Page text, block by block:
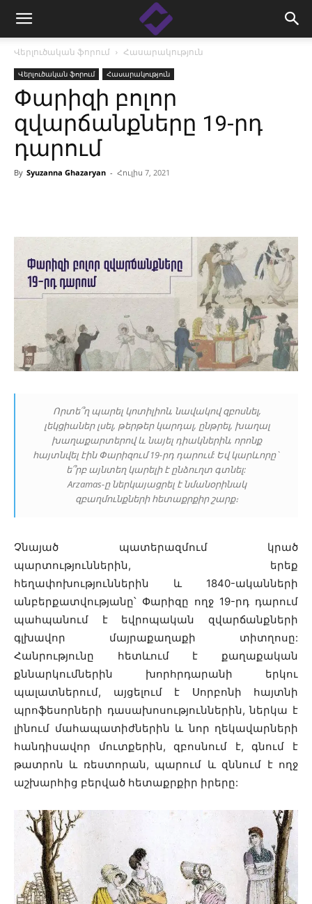
Վերլուծական ֆորում Հասարակություն
Վերլուծական ֆորում Հասարակություն
Փարիզի բոլոր
զվարճանքները 19-րդ
դարում
By Syuzanna Ghazaryan - Հուլիս 7, 2021
Որտե՞ղ պարել կոտիլիոն, նավակով զբոսնել,
լեկցիաներ լսել, թերթեր կարդալ, ընթրել, խաղալ
խաղաքարտերով և նայել դիակներին, որոնք
հայտնվել էին Փարիզում 19-րդ դարում: Եվ կարևորը`
ե՞րբ այնտեղ կարելի է ընձուղտ գտնել:
Arzamas-ը ներկայացրել է նմանօրինակ
զբաղմունքների հետաքրքիր շարք։
Չնայած պատերազմում կրած
պարտություններին, երեք
հեղափոխություններին և 1840-ականների
անբերքատվությանը՝ Փարիզը ողջ 19-րդ դարում
պահպանում է եվրոպական զվարճանքների
գլխավոր մայրաքաղաքի տիտղոսը:
Հանրությունը հետևում է քաղաքական
քննարկումներին խորհրդարանի երկու
պալատներում, այցելում է Սորբոնի հայտնի
պրոֆեսորների դասախոսություններին, ներկա է
լինում մահապատիժներին և նոր ղեկավարների
հանդիսավոր մուտքերին, զբոսնում է, գնում է
թատրոն և ռեստորան, պարում և զննում է ողջ
աշխարհից բերված հետաքրքիր իրերը: